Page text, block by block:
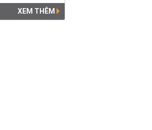
XEM THÊM